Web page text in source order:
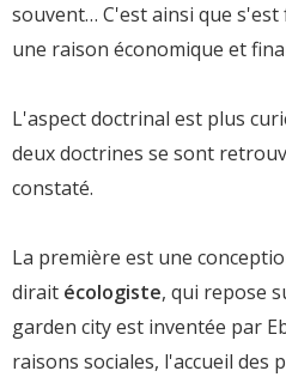
souvent… C'est ainsi que
une raison économique et
L'aspect doctrinal est plus
deux doctrines se sont
constaté.
La première est une
dirait écologiste, qui repose
garden city est inventée par
raisons sociales, l'accueil